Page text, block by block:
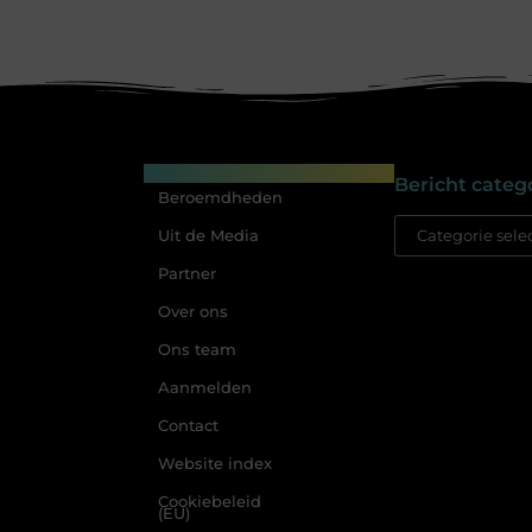
Beroemdheden
Uit de Media
Partner
Over ons
Ons team
Aanmelden
Contact
Website index
Cookiebeleid
(EU)
Bericht